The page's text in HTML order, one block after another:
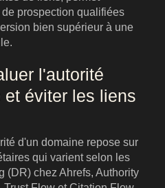
prospection qualifiées
bien supérieur à une
l'autorité
et éviter les liens
d'un domaine repose sur
qui varient selon les
(DR) chez Ahrefs, Authority